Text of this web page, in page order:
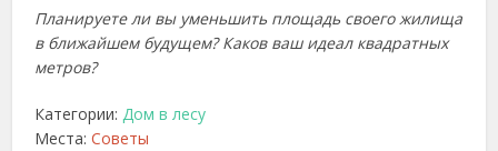
Планируете ли вы уменьшить площадь своего жилища
в ближайшем будущем? Каков ваш идеал квадратных
метров?
Категории: Дом в лесу
Места:Советы